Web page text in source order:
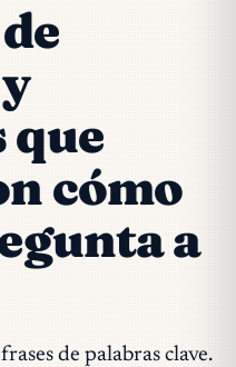
que
cómo
a
de palabras clave.